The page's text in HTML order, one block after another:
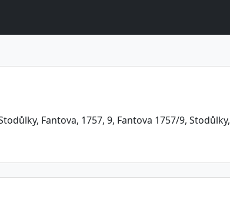
Fantova, 1757, 9, Fantova 1757/9, Stodůlky,